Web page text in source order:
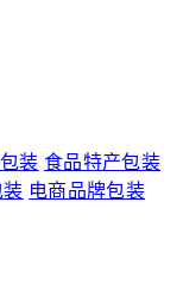
装 食品特产包装
装 电商品牌包装